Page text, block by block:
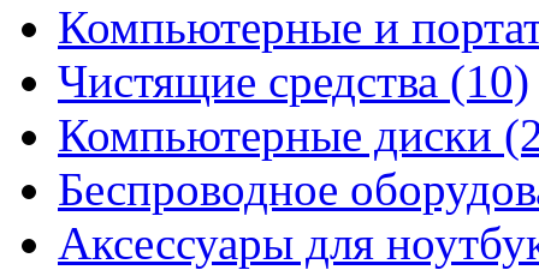
Компьютерные и
Чистящие средства (10)
Компьютерные диски
Беспроводное
Аксессуары для